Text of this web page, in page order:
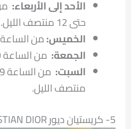
الأحد إلى الأربعاء:
حتى 12 منتصف الليل.
الخميس:من الساعة 3 عصرًا حتى 3 فجرًا.
الجمعة: من الساعة 9 صباحًا حتى 3 فجرًا.
السبت:
منتصف الليل.
5- كريستيان ديور CHRISTIAN DIOR